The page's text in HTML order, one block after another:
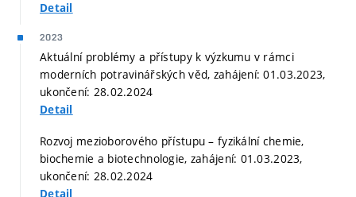
Detail
2023
Aktuální problémy a přístupy k výzkumu v rámci
moderních potravinářských věd, zahájení: 01.03.2023,
ukončení: 28.02.2024
Detail
Rozvoj mezioborového přístupu – fyzikální chemie,
biochemie a biotechnologie, zahájení: 01.03.2023,
ukončení: 28.02.2024
Detail